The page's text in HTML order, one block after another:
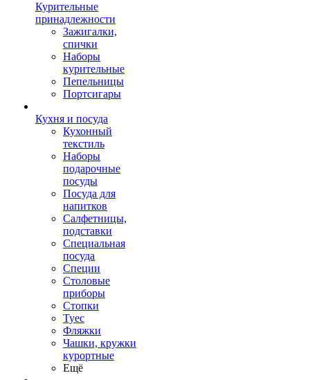
Курительные
принадлежности
Зажигалки,
спички
Наборы
курительные
Пепельницы
Портсигары
Кухня и посуда
Кухонный
текстиль
Наборы
подарочные
посуды
Посуда для
напитков
Салфетницы,
подставки
Специальная
посуда
Специи
Столовые
приборы
Стопки
Туес
Фляжки
Чашки, кружки
курортные
Ещё